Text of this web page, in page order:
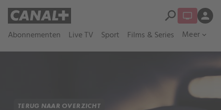
Abonnementen Live TV Sport Films & Series Meer expand_more
search person
TERUG NAAR OVERZICHT